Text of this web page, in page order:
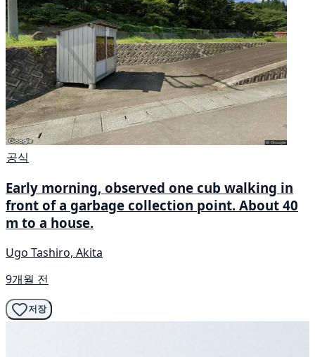
공식
Early morning, observed one cub walking in
front of a garbage collection point. About 40
m to a house.
Ugo Tashiro, Akita
9개월 전
저장